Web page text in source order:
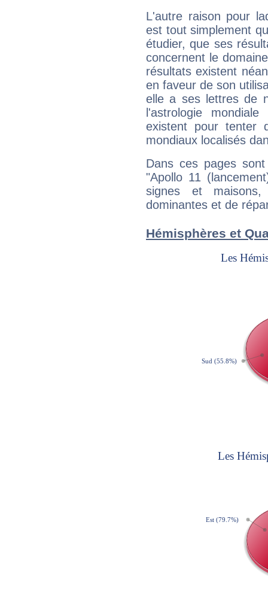
L'autre raison pour
est tout simplement
étudier, que ses
concernent le
résultats existent
en faveur de son
elle a ses lettres de
l'astrologie
existent pour tenter
mondiaux localisés
Dans ces pages
"Apollo 11
signes et
dominantes et de
Hémisphères et